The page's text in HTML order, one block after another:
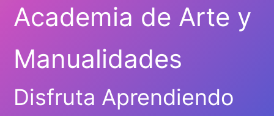
Academia de Arte y
Manualidades
Disfruta Aprendiendo